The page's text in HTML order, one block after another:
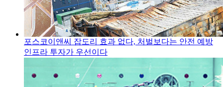
포스코이앤씨 잡도리 효과 없다, 처벌보다는 안전 예방
인프라 투자가 우선이다